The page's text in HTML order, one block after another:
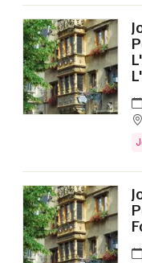
Newsletter des
Artistes en
Actus à Lodève
Magazine à